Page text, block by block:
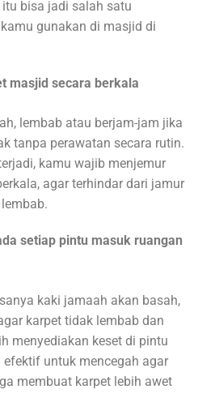
bisa jadi salah satu
gunakan di masjid di
masjid secara berkala
lembab atau berjam-jam jika
tanpa perawatan secara rutin.
kamu wajib menjemur
agar terhindar dari jamur
setiap pintu masuk ruangan
kaki jamaah akan basah,
karpet tidak lembab dan
menyediakan keset di pintu
efektif untuk mencegah agar
membuat karpet lebih awet